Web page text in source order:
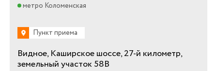
метро Коломенская
Пункт приема
Видное, Каширское шоссе, 27-й километр,
земельный участок 58В